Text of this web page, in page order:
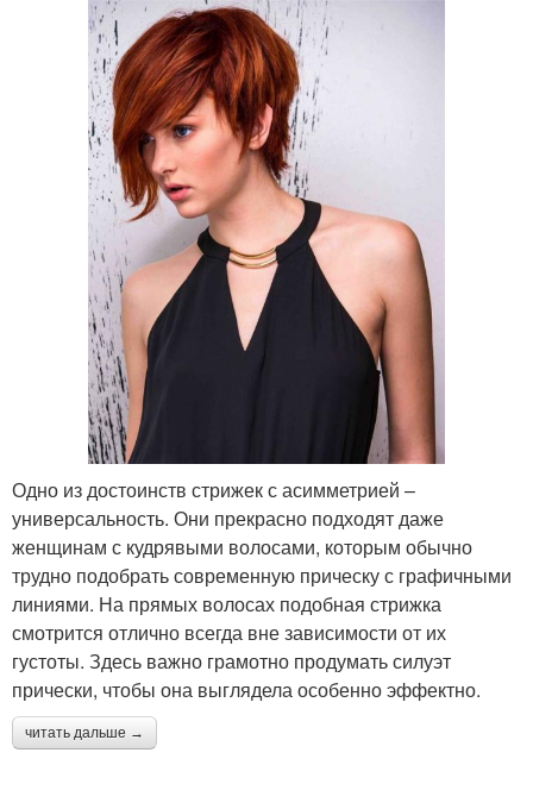
Одно из достоинств стрижек с асимметрией –
универсальность. Они прекрасно подходят даже
женщинам с кудрявыми волосами, которым обычно
трудно подобрать современную прическу с графичными
линиями. На прямых волосах подобная стрижка
смотрится отлично всегда вне зависимости от их
густоты. Здесь важно грамотно продумать силуэт
прически, чтобы она выглядела особенно эффектно.
читать дальше →